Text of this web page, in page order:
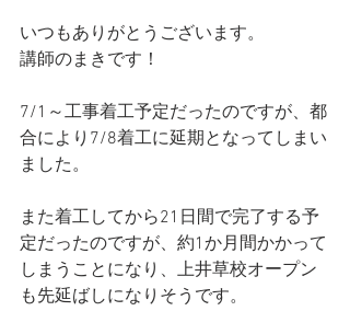
いつもありがとうございます。
講師のまきです！
7/1～工事着工予定だったのですが、都
合により7/8着工に延期となってしまい
ました。
また着工してから21日間で完了する予
定だったのですが、約1か月間かかって
しまうことになり、上井草校オープン
も先延ばしになりそうです。